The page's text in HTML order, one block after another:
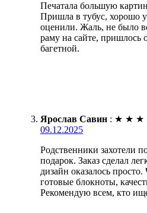
Печатала большую
Пришла в тубус, хорошо
оценили. Жаль, не было
раму на сайте, пришлось
багетной.
Ярослав Савин : ★ ★ ★
09.12.2025
Родственники захотели
подарок. Заказ сделал
дизайн оказалось
готовые блокноты,
Рекомендую всем, кто